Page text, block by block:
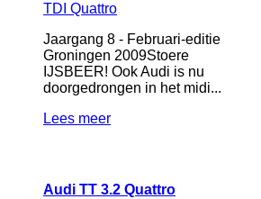
Jaargang 8 - Februari-editie
Groningen 2009Stoere
IJSBEER! Ook Audi is nu
doorgedrongen in het midi...
Lees meer
Audi TT 3.2 Quattro